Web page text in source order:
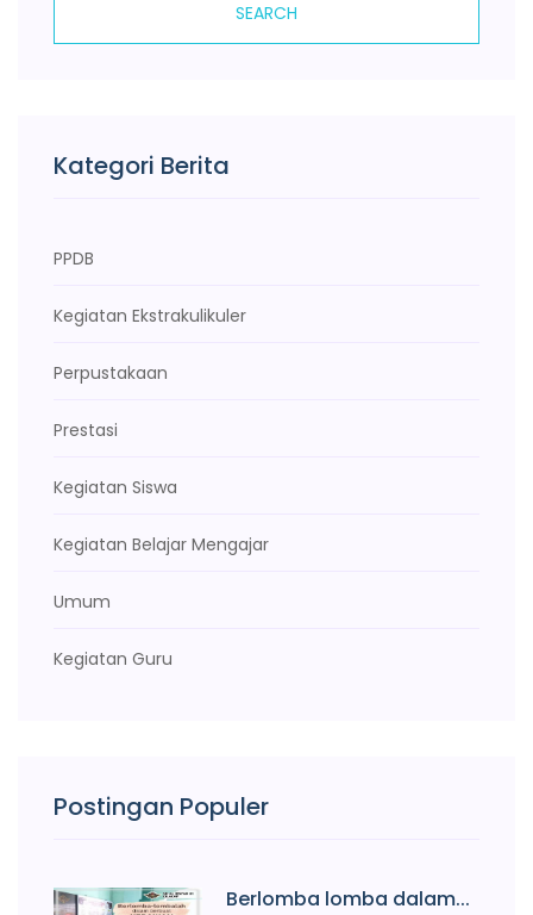
SEARCH
Kategori Berita
PPDB
Kegiatan Ekstrakulikuler
Perpustakaan
Prestasi
Kegiatan Siswa
Kegiatan Belajar Mengajar
Umum
Kegiatan Guru
Postingan Populer
Berlomba lomba dalam...